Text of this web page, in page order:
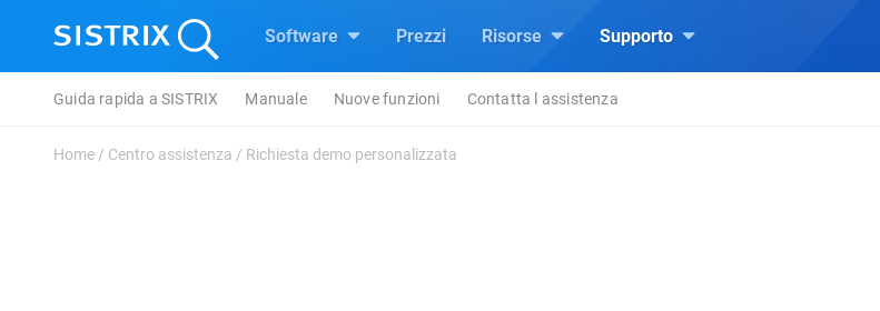
Software Prezzi Risorse Supporto
Guida rapida a SISTRIX Manuale Nuove funzioni Contatta l assistenza
Home / Centro assistenza / Richiesta demo personalizzata